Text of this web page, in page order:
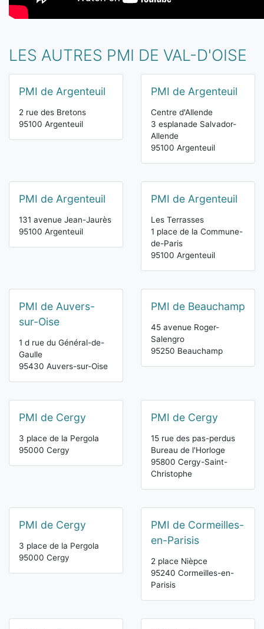
LES AUTRES PMI DE VAL-D'OISE
PMI de Argenteuil
2 rue des Bretons
95100 Argenteuil
PMI de Argenteuil
Centre d'Allende
3 esplanade Salvador-
Allende
95100 Argenteuil
PMI de Argenteuil
131 avenue Jean-Jaurès
95100 Argenteuil
PMI de Argenteuil
Les Terrasses
1 place de la Commune-
de-Paris
95100 Argenteuil
PMI de Auvers-
sur-Oise
1 d rue du Général-de-
Gaulle
95430 Auvers-sur-Oise
PMI de Beauchamp
45 avenue Roger-
Salengro
95250 Beauchamp
PMI de Cergy
3 place de la Pergola
95000 Cergy
PMI de Cergy
15 rue des pas-perdus
Bureau de l'Horloge
95800 Cergy-Saint-
Christophe
PMI de Cergy
3 place de la Pergola
95000 Cergy
PMI de Cormeilles-
en-Parisis
2 place Nièpce
95240 Cormeilles-en-
Parisis